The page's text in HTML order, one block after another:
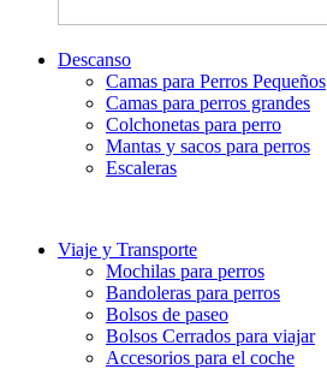
Descanso
Camas para Perros Pequeños
Camas para perros grandes
Colchonetas para perro
Mantas y sacos para perros
Escaleras
Viaje y Transporte
Mochilas para perros
Bandoleras para perros
Bolsos de paseo
Bolsos Cerrados para viajar
Accesorios para el coche